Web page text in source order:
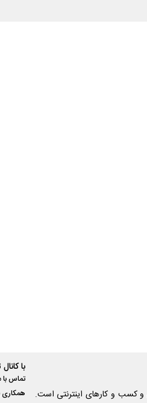
کسب و‌ کارهای اینترنتی است.
با
تماس با
همکاری